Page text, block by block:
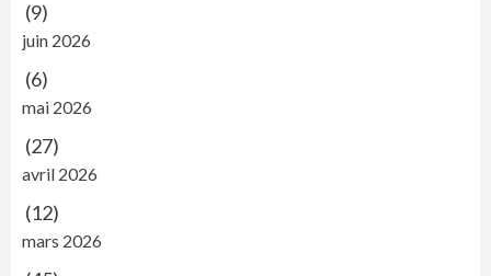
(9)
juin 2026
(6)
mai 2026
(27)
avril 2026
(12)
mars 2026